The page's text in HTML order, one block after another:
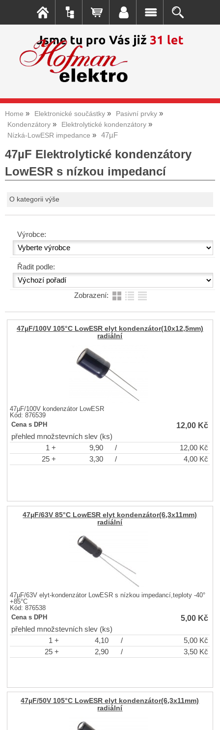
Home Elektronické součástky
Pasivní prvky
Kondenzátory
Elektrolytické kondenzátory
Nízká-LowESR impedance
47µF
47µF Elektrolytické kondenzátory
LowESR s nízkou impedancí
O kategorii výše
Výrobce:
Řadit podle:
Zobrazení:
47µF/100V 105°C LowESR elyt kondenzátor(10x12,5mm)
radiální
47µF/100V kondenzátor LowESR
Kód: 876539
Cena s DPH
12,00 Kč
přehled množstevních slev (ks)
1 +
9,90 / 12,00 Kč
25 +
3,30 / 4,00 Kč
47µF/63V 85°C LowESR elyt kondenzátor(6,3x11mm)
radiální
47µF/63V elyt-kondenzátor LowESR s nízkou impedancí,teploty -40°
+85°C
Kód: 876538
Cena s DPH
5,00 Kč
přehled množstevních slev (ks)
1 +
4,10 / 5,00 Kč
25 +
2,90 / 3,50 Kč
47µF/50V 105°C LowESR elyt kondenzátor(6,3x11mm)
radiální